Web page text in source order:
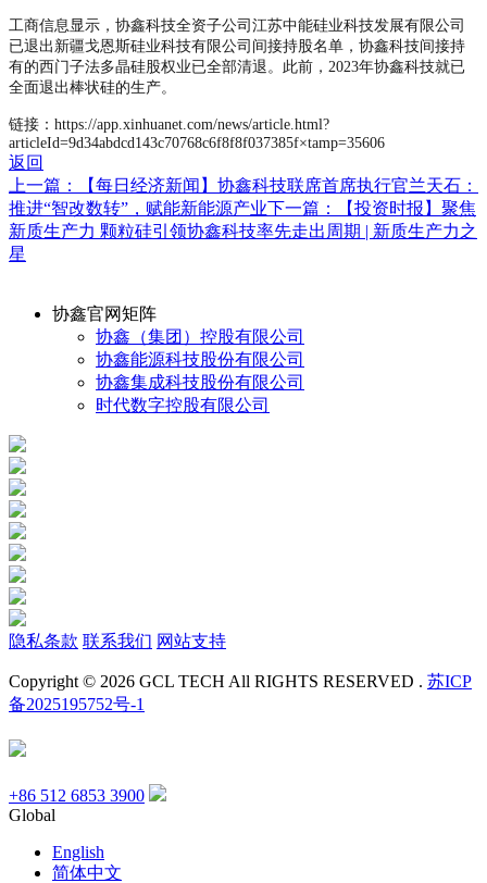
工商信息显示，协鑫科技全资子公司江苏中能硅业科技发展有限公司
已退出新疆戈恩斯硅业科技有限公司间接持股名单，协鑫科技间接持
有的西门子法多晶硅股权业已全部清退。此前，2023年协鑫科技就已
全面退出棒状硅的生产。
链接：https://app.xinhuanet.com/news/article.html?
articleId=9d34abdcd143c70768c6f8f8f037385f×tamp=35606
返回
上一篇：【每日经济新闻】协鑫科技联席首席执行官兰天石：
推进“智改数转”，赋能新能源产业下一篇：【投资时报】聚焦
新质生产力 颗粒硅引领协鑫科技率先走出周期 | 新质生产力之
星
协鑫官网矩阵
协鑫（集团）控股有限公司
协鑫能源科技股份有限公司
协鑫集成科技股份有限公司
时代数字控股有限公司
隐私条款 联系我们 网站支持
Copyright © 2026 GCL TECH All RIGHTS RESERVED . 苏ICP
备2025195752号-1
+86 512 6853 3900
Global
English
简体中文